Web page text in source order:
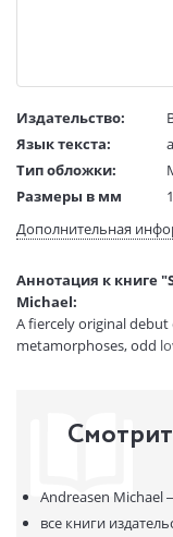
Издательство:
Язык текста:
Тип обложки:
Размеры в мм
Вес:
Код товара:
Артикул:
ISBN:
Дополнительная
Аннотация к книге
Michael:
A fiercely original
metamorphoses, odd
Andreasen Michael
все книги